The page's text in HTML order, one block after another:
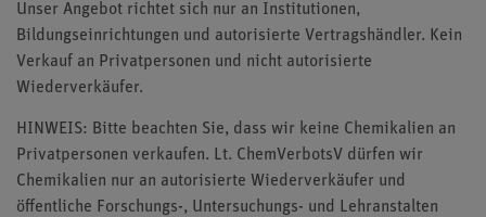
Unser Angebot richtet sich nur an Institutionen,
Bildungseinrichtungen und autorisierte Vertragshändler. Kein
Verkauf an Privatpersonen und nicht autorisierte
Wiederverkäufer.
HINWEIS: Bitte beachten Sie, dass wir keine Chemikalien an
Privatpersonen verkaufen. Lt. ChemVerbotsV dürfen wir
Chemikalien nur an autorisierte Wiederverkäufer und
öffentliche Forschungs-, Untersuchungs- und Lehranstalten